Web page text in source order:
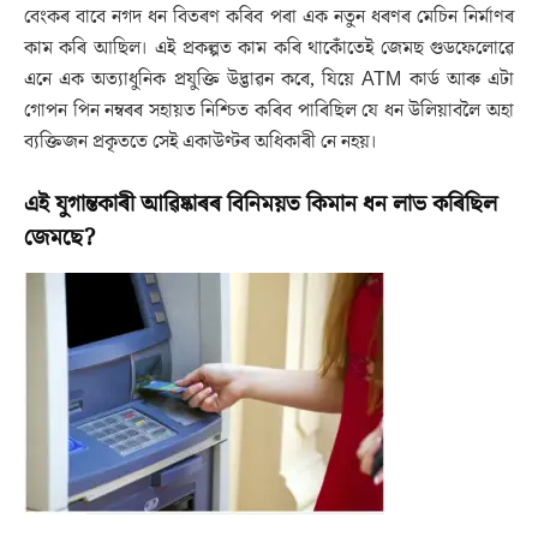
বেংকৰ বাবে নগদ ধন বিতৰণ কৰিব পৰা এক নতুন ধৰণৰ মেচিন নিৰ্মাণৰ
কাম কৰি আছিল। এই প্ৰকল্পত কাম কৰি থাকোঁতেই জেমছ গুডফেলোৱে
এনে এক অত্যাধুনিক প্ৰযুক্তি উদ্ভাৱন কৰে, যিয়ে ATM কাৰ্ড আৰু এটা
গোপন পিন নম্বৰৰ সহায়ত নিশ্চিত কৰিব পাৰিছিল যে ধন উলিয়াবলৈ অহা
ব্যক্তিজন প্ৰকৃততে সেই একাউণ্টৰ অধিকাৰী নে নহয়।
এই যুগান্তকাৰী আৱিষ্কাৰৰ বিনিময়ত কিমান ধন লাভ কৰিছিল
জেমছে?